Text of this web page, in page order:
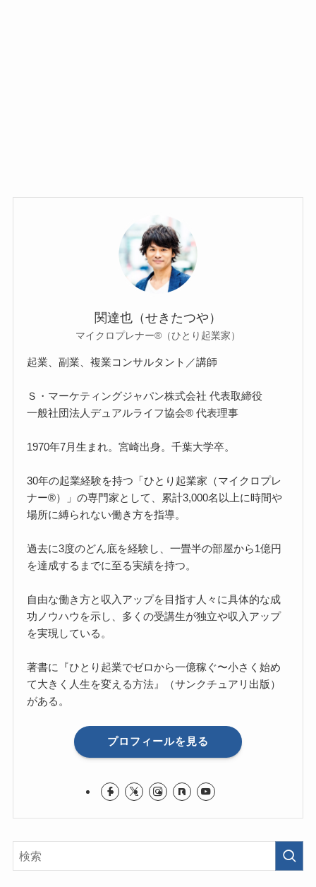
関達也（せきたつや）
マイクロプレナー®（ひとり起業家）
起業、副業、複業コンサルタント／講師
Ｓ・マーケティングジャパン株式会社 代表取締役
一般社団法人デュアルライフ協会® 代表理事
1970年7月生まれ。宮崎出身。千葉大学卒。
30年の起業経験を持つ「ひとり起業家（マイクロプレ
ナー®）」の専門家として、累計3,000名以上に時間や
場所に縛られない働き方を指導。
過去に3度のどん底を経験し、一畳半の部屋から1億円
を達成するまでに至る実績を持つ。
自由な働き方と収入アップを目指す人々に具体的な成
功ノウハウを示し、多くの受講生が独立や収入アップ
を実現している。
著書に『ひとり起業でゼロから一億稼ぐ〜小さく始め
て大きく人生を変える方法』（サンクチュアリ出版）
がある。
プロフィールを見る